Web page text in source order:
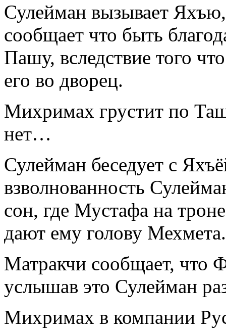
Сулейман вызывает
сообщает что быть
Пашу, вследствие того
его во дворец.
Михримах грустит по
нет…
Сулейман беседует с
взволнованность
сон, где Мустафа на
дают ему голову Мехмета.
Матракчи сообщает, что
услышав это Сулейман
Михримах в компании